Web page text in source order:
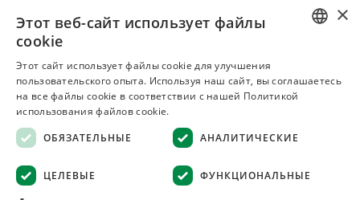
+38 (050) 145-85-45
Делюкс
СПЕЦИИ И ПРЯНОСТИ
© 2008–2026 Магазин специй и пряностей Делюкс, Киев
Все материалы на сайте защищены авторским правом
UKRAINIAN
×
Этот веб-сайт использует файлы
cookie
Этот сайт использует файлы cookie для улучшения
пользовательского опыта. Используя наш сайт, вы соглашаетесь
на все файлы cookie в соответствии с нашей Политикой
использования файлов cookie.
ОБЯЗАТЕЛЬНЫЕ
АНАЛИТИЧЕСКИЕ
ЦЕЛЕВЫЕ ФУНКЦИОНАЛЬНЫЕ